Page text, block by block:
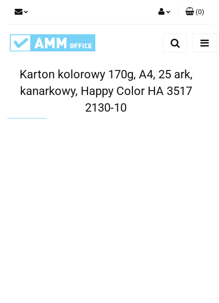
(0)
Karton kolorowy 170g, A4, 25 ark,
kanarkowy, Happy Color HA 3517
2130-10